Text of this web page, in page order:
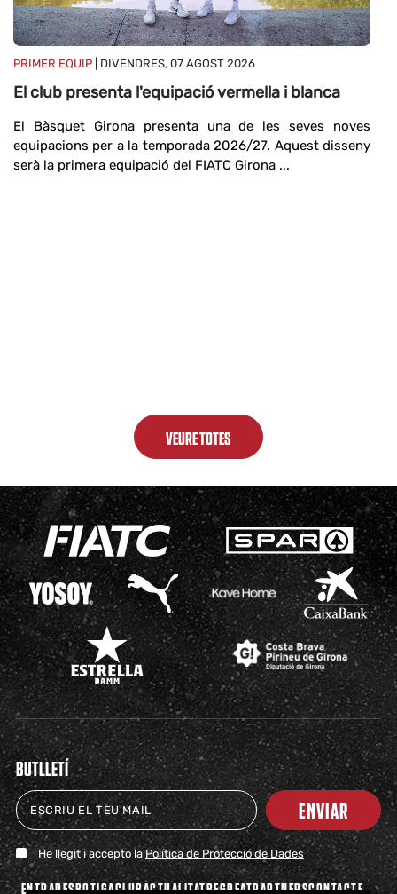
PRIMER EQUIP | DIVENDRES, 07 AGOST 2026
El club presenta l'equipació vermella i blanca
El Bàsquet Girona presenta una de les seves noves
equipacions per a la temporada 2026/27. Aquest disseny
serà la primera equipació del FIATC Girona ...
VEURE TOTES
BUTLLETÍ
ENVIAR
He llegit i accepto laPolítica de Protecció de Dades
ENTRADESBOTIGACLUBACTUALITATBEGREATPARTNERSCONTACTE